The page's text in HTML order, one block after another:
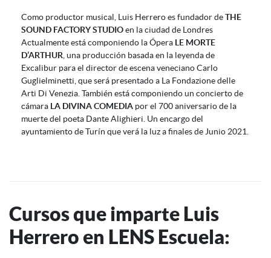
Como productor musical, Luis Herrero es fundador deTHE
SOUND FACTORY STUDIOen la ciudad de Londres
Actualmente está componiendo la Ópera LE MORTE
D’ARTHUR , una producción basada en la leyenda de
Excalibur para el director de escena veneciano Carlo
Guglielminetti, que será presentado a La Fondazione delle
Arti Di Venezia. También está componiendo un concierto de
cámara LA DIVINA COMEDIA por el 700 aniversario de la
muerte del poeta Dante Alighieri. Un encargo del
ayuntamiento de Turín que verá la luz a finales de Junio 2021.
Cursos que imparte Luis
Herrero en LENS Escuela: